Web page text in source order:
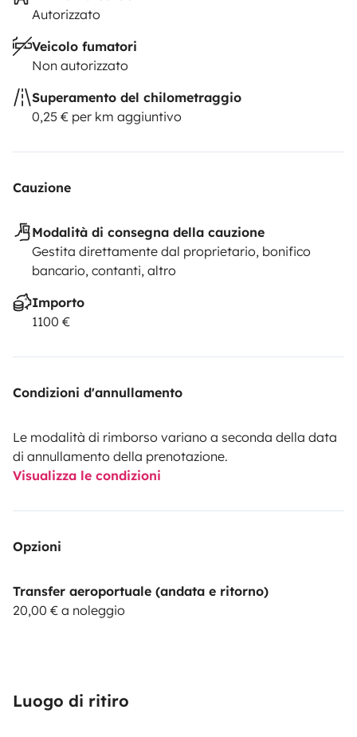
Autorizzato
Veicolo fumatori
Non autorizzato
Superamento del chilometraggio
0,25 € per km aggiuntivo
Cauzione
Modalità di consegna della cauzione
Gestita direttamente dal proprietario, bonifico
bancario, contanti, altro
Importo
1100 €
Condizioni d'annullamento
Le modalità di rimborso variano a seconda della data
di annullamento della prenotazione.
Visualizza le condizioni
Opzioni
Transfer aeroportuale (andata e ritorno)
20,00 € a noleggio
Luogo di ritiro